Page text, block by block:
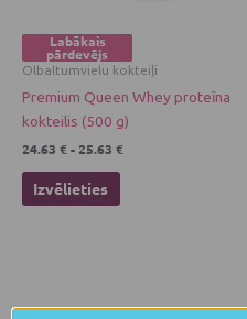
Labākais
pārdevējs
Olbaltumvielu kokteiļi
Premium Queen Whey proteīna
kokteilis (500 g)
24.63 €-25.63 €
Izvēlieties
chosen
on
product
page